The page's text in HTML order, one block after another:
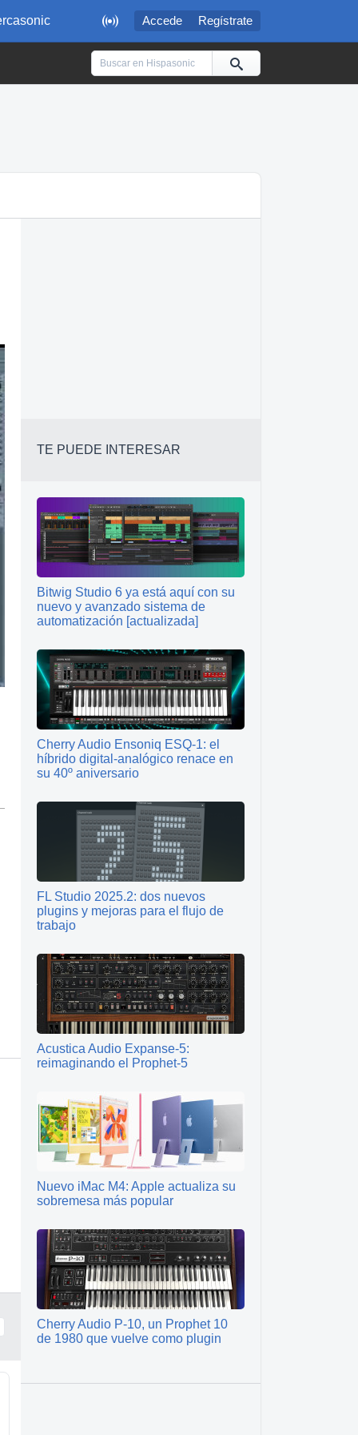
 Accede Regístrate
TE PUEDE INTERESAR
Bitwig Studio 6 ya está aquí con su
nuevo y avanzado sistema de
automatización [actualizada]
Cherry Audio Ensoniq ESQ‑1: el
híbrido digital‑analógico renace en
su 40º aniversario
FL Studio 2025.2: dos nuevos
plugins y mejoras para el flujo de
trabajo
Acustica Audio Expanse-5:
reimaginando el Prophet-5
Nuevo iMac M4: Apple actualiza su
sobremesa más popular
Cherry Audio P-10, un Prophet 10
de 1980 que vuelve como plugin